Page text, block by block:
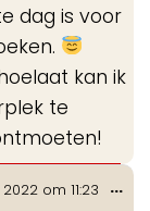
dag is voor
kan ik
te
om 11:23 ...